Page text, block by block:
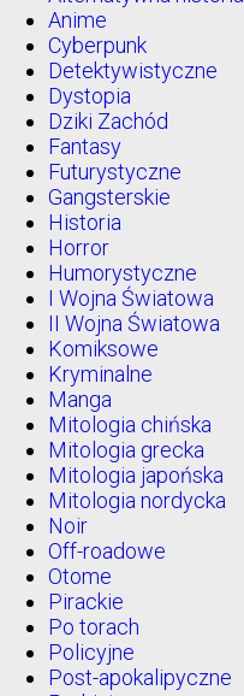
Anime
Cyberpunk
Detektywistyczne
Dystopia
Dziki Zachód
Fantasy
Futurystyczne
Gangsterskie
Historia
Horror
Humorystyczne
I Wojna Światowa
II Wojna Światowa
Komiksowe
Kryminalne
Manga
Mitologia chińska
Mitologia grecka
Mitologia japońska
Mitologia nordycka
Noir
Off-roadowe
Otome
Pirackie
Po torach
Policyjne
Post-apokalipyczne